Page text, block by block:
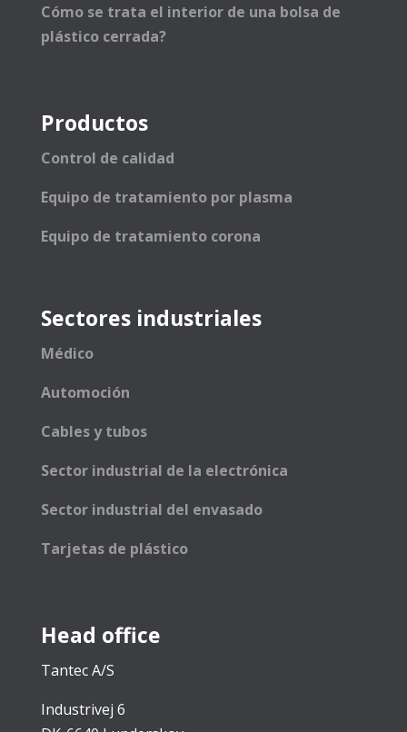
Cómo se trata el interior de una bolsa de
plástico cerrada?
Productos
Control de calidad
Equipo de tratamiento por plasma
Equipo de tratamiento corona
Sectores industriales
Médico
Automoción
Cables y tubos
Sector industrial de la electrónica
Sector industrial del envasado
Tarjetas de plástico
Head office
Tantec A/S
Industrivej 6